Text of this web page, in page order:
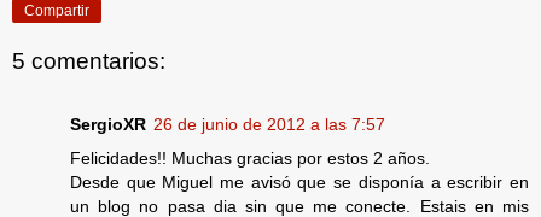
Compartir
5 comentarios:
SergioXR 26 de junio de 2012 a las 7:57
Felicidades!! Muchas gracias por estos 2 años.
Desde que Miguel me avisó que se disponía a escribir en
un blog no pasa dia sin que me conecte. Estais en mis